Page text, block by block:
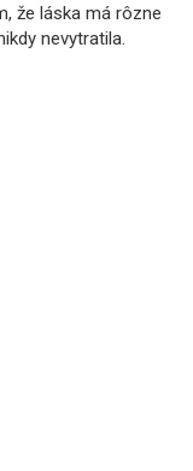
že láska má rôzne
nevytratila.